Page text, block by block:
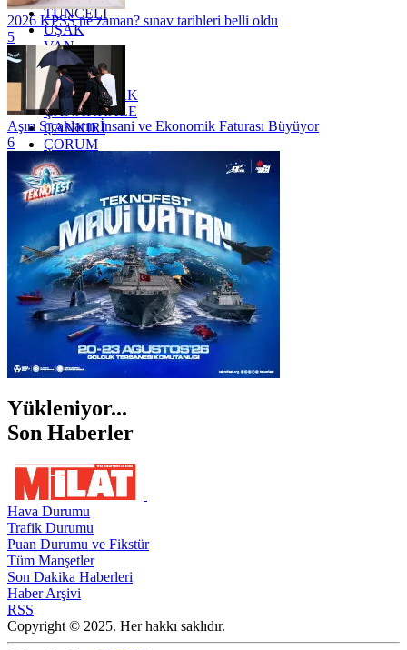
TUNCELİ
UŞAK
VAN
YALOVA
YOZGAT
ZONGULDAK
ÇANAKKALE
ÇANKIRI
ÇORUM
İSTANBUL
İZMİR
ŞANLIURFA
ŞIRNAK
2026 KPSS ne zaman? sınav tarihleri belli oldu
5
Aşırı Sıcakların İnsani ve Ekonomik Faturası Büyüyor
6
Yükleniyor...
Son Haberler
Hava Durumu
Trafik Durumu
Puan Durumu ve Fikstür
Tüm Manşetler
Son Dakika Haberleri
Haber Arşivi
RSS
Copyright © 2025. Her hakkı saklıdır.